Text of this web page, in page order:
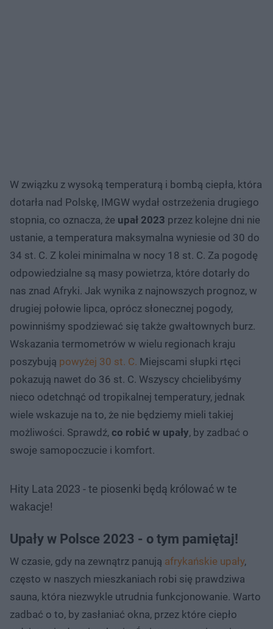
W związku z wysoką temperaturą i bombą ciepła, która
dotarła nad Polskę, IMGW wydał ostrzeżenia drugiego
stopnia, co oznacza, że upał 2023 przez kolejne dni nie
ustanie, a temperatura maksymalna wyniesie od 30 do
34 st. C. Z kolei minimalna w nocy 18 st. C. Za pogodę
odpowiedzialne są masy powietrza, które dotarły do
nas znad Afryki. Jak wynika z najnowszych prognoz, w
drugiej połowie lipca, oprócz słonecznej pogody,
powinniśmy spodziewać się także gwałtownych burz.
Wskazania termometrów w wielu regionach kraju
poszybują powyżej 30 st. C. Miejscami słupki rtęci
pokazują nawet do 36 st. C. Wszyscy chcielibyśmy
nieco odetchnąć od tropikalnej temperatury, jednak
wiele wskazuje na to, że nie będziemy mieli takiej
możliwości. Sprawdź, co robić w upały, by zadbać o
swoje samopoczucie i komfort.
Hity Lata 2023 - te piosenki będą królować w te
wakacje!
Upały w Polsce 2023 - o tym pamiętaj!
W czasie, gdy na zewnątrz panują afrykańskie upały,
często w naszych mieszkaniach robi się prawdziwa
sauna, która niezwykle utrudnia funkcjonowanie. Warto
zadbać o to, by zasłaniać okna, przez które ciepło